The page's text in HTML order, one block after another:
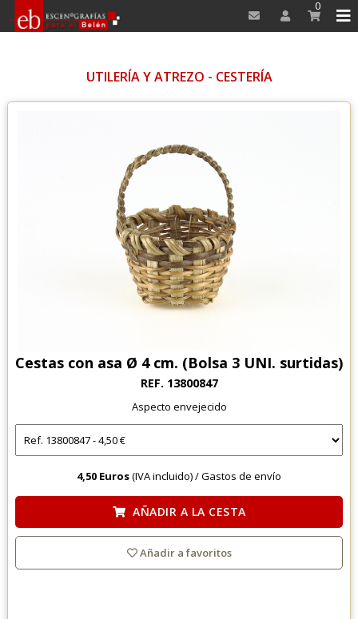
0
UTILERÍA Y ATREZO - CESTERÍA
Cestas con asa Ø 4 cm. (Bolsa 3 UNI. surtidas)
REF. 13800847
Aspecto envejecido
4,50 Euros(IVA incluido) /Gastos de envío
AÑADIR A LA CESTA
Añadir a favoritos